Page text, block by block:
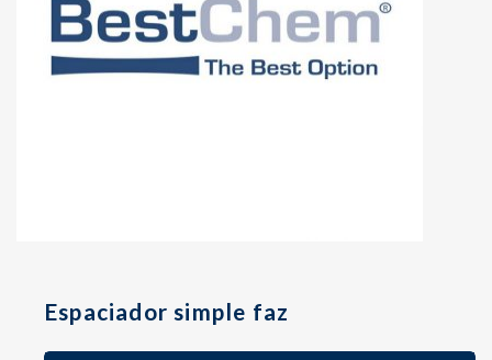
Espaciador simple faz